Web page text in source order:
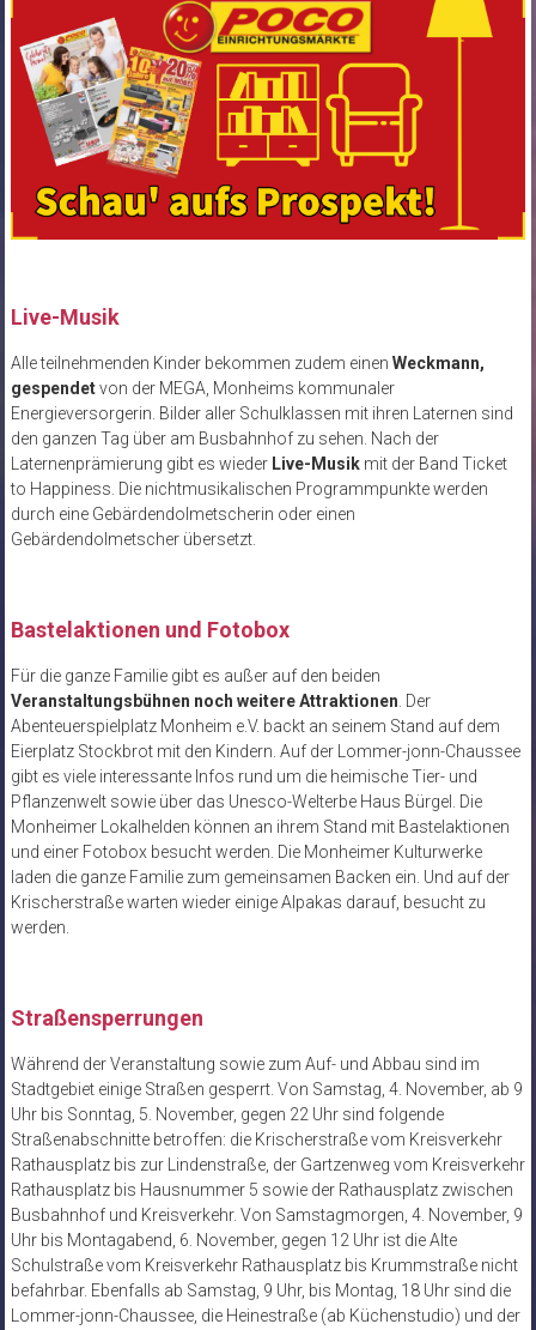
Live-Musik
Alle teilnehmenden Kinder bekommen zudem einen Weckmann,
gespendetvon der MEGA, Monheims kommunaler
Energieversorgerin. Bilder aller Schulklassen mit ihren Laternen sind
den ganzen Tag über am Busbahnhof zu sehen. Nach der
Laternenprämierung gibt es wieder Live-Musikmit der Band Ticket
to Happiness. Die nichtmusikalischen Programmpunkte werden
durch eine Gebärdendolmetscherin oder einen
Gebärdendolmetscher übersetzt.
Bastelaktionen und Fotobox
Für die ganze Familie gibt es außer auf den beiden
Veranstaltungsbühnen noch weitere Attraktionen . Der
Abenteuerspielplatz Monheim e.V. backt an seinem Stand auf dem
Eierplatz Stockbrot mit den Kindern. Auf der Lommer-jonn-Chaussee
gibt es viele interessante Infos rund um die heimische Tier- und
Pflanzenwelt sowie über das Unesco-Welterbe Haus Bürgel. Die
Monheimer Lokalhelden können an ihrem Stand mit Bastelaktionen
und einer Fotobox besucht werden. Die Monheimer Kulturwerke
laden die ganze Familie zum gemeinsamen Backen ein. Und auf der
Krischerstraße warten wieder einige Alpakas darauf, besucht zu
werden.
Straßensperrungen
Während der Veranstaltung sowie zum Auf- und Abbau sind im
Stadtgebiet einige Straßen gesperrt. Von Samstag, 4. November, ab 9
Uhr bis Sonntag, 5. November, gegen 22 Uhr sind folgende
Straßenabschnitte betroffen: die Krischerstraße vom Kreisverkehr
Rathausplatz bis zur Lindenstraße, der Gartzenweg vom Kreisverkehr
Rathausplatz bis Hausnummer 5 sowie der Rathausplatz zwischen
Busbahnhof und Kreisverkehr. Von Samstagmorgen, 4. November, 9
Uhr bis Montagabend, 6. November, gegen 12 Uhr ist die Alte
Schulstraße vom Kreisverkehr Rathausplatz bis Krummstraße nicht
befahrbar. Ebenfalls ab Samstag, 9 Uhr, bis Montag, 18 Uhr sind die
Lommer-jonn-Chaussee, die Heinestraße (ab Küchenstudio) und der